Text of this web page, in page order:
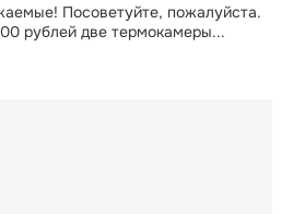
Посоветуйте, пожалуйста.
рублей две термокамеры...